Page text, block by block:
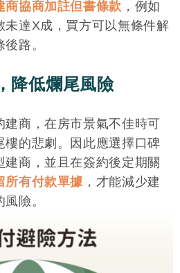
商協商加註但書條款 ，例如
未達X成，買方可以無條件解
路。
降低爛尾風險
建商，在房市景氣不佳時可
樓的悲劇。因此應選擇口碑
建商，並且在簽約後定期關
所有付款單據 ，才能減少建
險。